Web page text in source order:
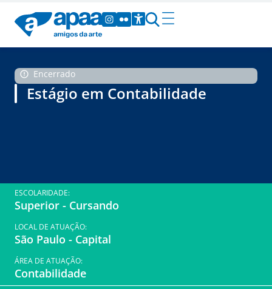
Encerrado
Estágio em Contabilidade
ESCOLARIDADE:
Superior - Cursando
LOCAL DE ATUAÇÃO:
São Paulo - Capital
ÁREA DE ATUAÇÃO:
Contabilidade